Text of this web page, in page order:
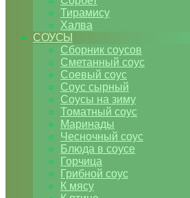
Тирамису
Халва
СОУСЫ
Сборник соусов
Сметанный соус
Соевый соус
Соус сырный
Соусы на зиму
Томатный соус
Маринады
Чесночный соус
Блюда в соусе
Горчица
Грибной соус
К мясу